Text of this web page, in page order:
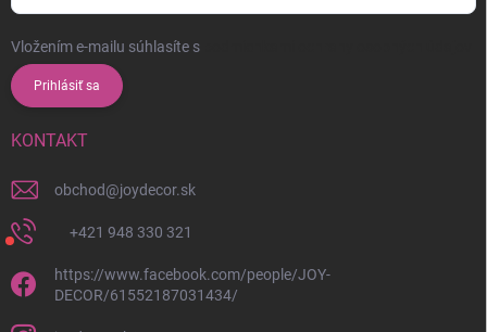
Vložením e-mailu súhlasíte s
Prihlásiť sa
KONTAKT
obchod@joydecor.sk
+421 948 330 321
https://www.facebook.com/people/JOY-
DECOR/61552187031434/